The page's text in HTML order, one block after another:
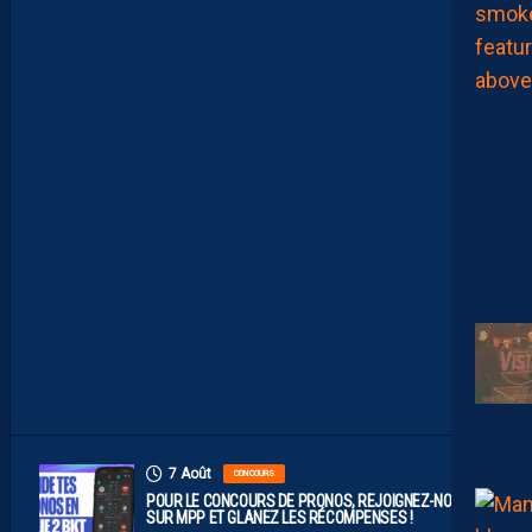
E
O
P
I
O
N
7 Août CONCOURS
POUR LE CONCOURS DE PRONOS, REJOIGNEZ-NOUS
SUR MPP ET GLANEZ LES RÉCOMPENSES !